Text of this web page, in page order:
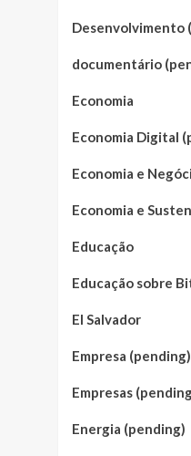
Desenvolvimento
documentário
Economia
Economia Digital
Economia e
Economia e
Educação
Educação sobre
El Salvador
Empresa (pending)
Empresas
Energia (pending)